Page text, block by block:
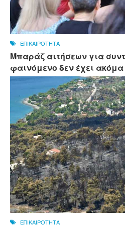
ΕΠΙΚΑΙΡΟΤΗΤΑ
Μπαράζ αιτήσεων για
φαινόμενο δεν έχει
ΕΠΙΚΑΙΡΟΤΗΤΑ